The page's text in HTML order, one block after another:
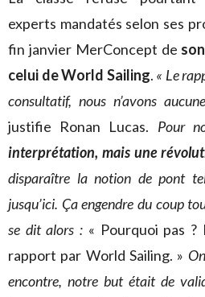
experts mandatés selon ses
fin janvier MerConcept de
celui de World Sailing. « Le
consultatif, nous n’avons
justifie Ronan Lucas. Pour
interprétation, mais une
disparaître la notion de pont
jusqu’ici. Ça engendre du coup
se dit alors : « Pourquoi pas
rapport par World Sailing. »
encontre, notre but était de